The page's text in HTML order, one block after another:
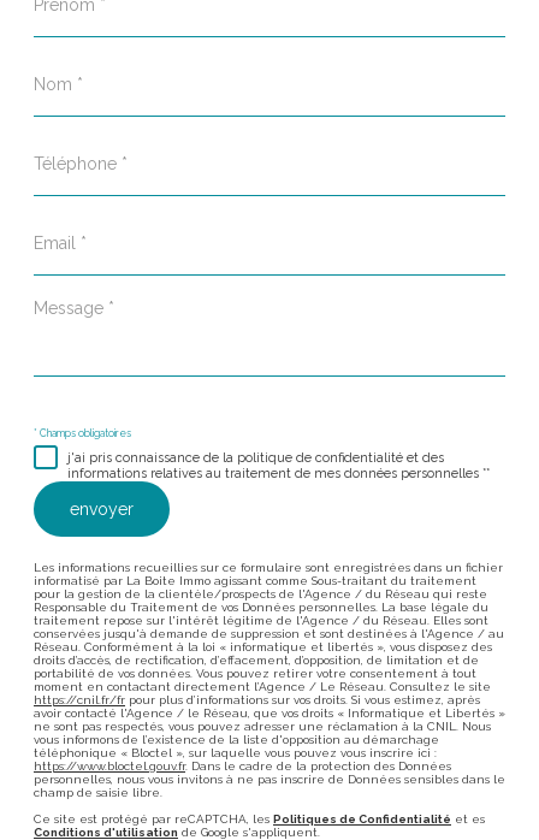
*
*
*
Message
* Champs obligatoires
j'ai pris connaissance de la politique de confidentialité et des
informations relatives au traitement de mes données personnelles **
envoyer
Les informations recueillies sur ce formulaire sont enregistrées dans un fichier
informatisé par La Boite Immo agissant comme Sous-traitant du traitement
pour la gestion de la clientèle/prospects de l'Agence / du Réseau qui reste
Responsable du Traitement de vos Données personnelles. La base légale du
traitement repose sur l'intérêt légitime de l'Agence / du Réseau. Elles sont
conservées jusqu'à demande de suppression et sont destinées à l'Agence / au
Réseau. Conformément à la loi « informatique et libertés », vous disposez des
droits d’accès, de rectification, d’effacement, d’opposition, de limitation et de
portabilité de vos données. Vous pouvez retirer votre consentement à tout
moment en contactant directement l’Agence / Le Réseau. Consultez le site
https://cnil.fr/fr pour plus d’informations sur vos droits. Si vous estimez, après
avoir contacté l'Agence / le Réseau, que vos droits « Informatique et Libertés »
ne sont pas respectés, vous pouvez adresser une réclamation à la CNIL. Nous
vous informons de l’existence de la liste d'opposition au démarchage
téléphonique « Bloctel », sur laquelle vous pouvez vous inscrire ici :
https://www.bloctel.gouv.fr. Dans le cadre de la protection des Données
personnelles, nous vous invitons à ne pas inscrire de Données sensibles dans le
champ de saisie libre.
Ce site est protégé par reCAPTCHA, les Politiques de Confidentialité et es
Conditions d'utilisation de Google s'appliquent.